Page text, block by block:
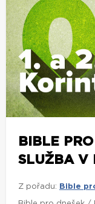
BIBLE
SLUŽBA V
Z pořadu: Bible